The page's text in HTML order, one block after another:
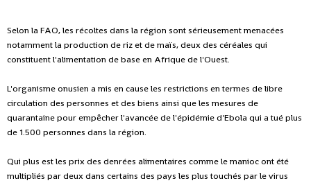
Selon la FAO, les récoltes dans la région sont sérieusement menacées
notamment la production de riz et de maïs, deux des céréales qui
constituent l'alimentation de base en Afrique de l'Ouest.
L'organisme onusien a mis en cause les restrictions en termes de libre
circulation des personnes et des biens ainsi que les mesures de
quarantaine pour empêcher l'avancée de l'épidémie d'Ebola qui a tué plus
de 1.500 personnes dans la région.
Qui plus est les prix des denrées alimentaires comme le manioc ont été
multipliés par deux dans certains des pays les plus touchés par le virus